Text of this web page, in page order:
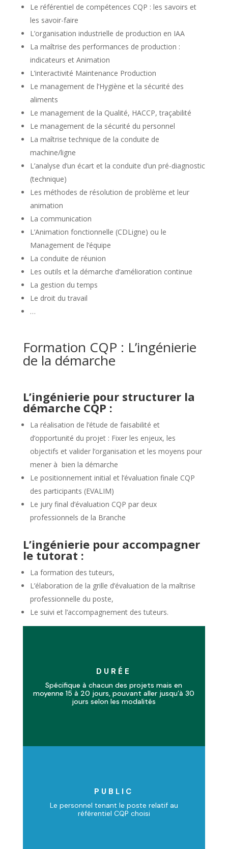
DURÉE
Spécifique à chacun des projets mais en
moyenne 15 à 20 jours, pouvant aller jusqu’à 30
jours selon les modalités
PUBLIC
Le personnel tenant le poste relatif au
référentiel CQP choisi
Le référentiel de compétences CQP : les savoirs et
les savoir-faire
L’organisation industrielle de production en IAA
La maîtrise des performances de production :
indicateurs et Animation
L’interactivité Maintenance Production
Le management de l’Hygiène et la sécurité des
aliments
Le management de la Qualité, HACCP, traçabilité
Le management de la sécurité du personnel
La maîtrise technique de la conduite de
machine/ligne
L’analyse d’un écart et la conduite d’un pré-diagnostic
(technique)
Les méthodes de résolution de problème et leur
animation
La communication
L’Animation fonctionnelle (CDLigne) ou le
Management de l’équipe
La conduite de réunion
Les outils et la démarche d’amélioration continue
La gestion du temps
Le droit du travail
…
Formation CQP : L’ingénierie
de la démarche
L’ingénierie pour structurer la
démarche CQP :
La réalisation de l’étude de faisabilité et
d’opportunité du projet : Fixer les enjeux, les
objectifs et valider l’organisation et les moyens pour
mener à bien la démarche
Le positionnement initial et l’évaluation finale CQP
des participants (EVALIM)
Le jury final d’évaluation CQP par deux
professionnels de la Branche
L’ingénierie pour accompagner
le tutorat :
La formation des tuteurs,
L’élaboration de la grille d’évaluation de la maîtrise
professionnelle du poste,
Le suivi et l’accompagnement des tuteurs.